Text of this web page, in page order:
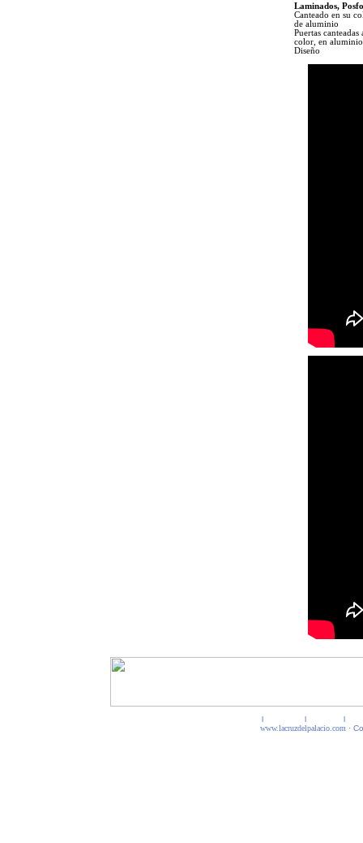
Laminados,
Canteado en su
de aluminio
Puertas canteadas
color, en
Diseño
l l l
www.lacruzdelpalacio.com ·